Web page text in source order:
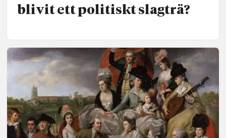
blivit ett politiskt slagträ?